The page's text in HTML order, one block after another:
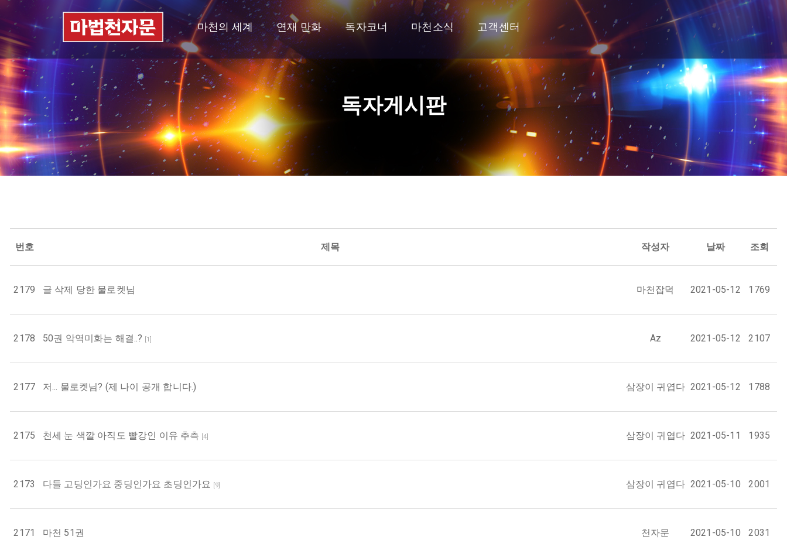
마천의 세계 연재 만화 독자코너 마천소식 고객센터
독자게시판
번호 제목 작성자 날짜 조회
2179 글 삭제 당한 물로켓님 마천잡덕 2021-05-12 1769
2178 50권 악역미화는 해결..? [1] Az 2021-05-12 2107
2177 저... 물로켓님? (제 나이 공개 합니다.) 삼장이 귀엽다 2021-05-12 1788
2175 천세 눈 색깔 아직도 빨강인 이유 추측 [4] 삼장이 귀엽다 2021-05-11 1935
2173 다들 고딩인가요 중딩인가요 초딩인가요 [9] 삼장이 귀엽다 2021-05-10 2001
2171 마천 51권 천자문 2021-05-10 2031